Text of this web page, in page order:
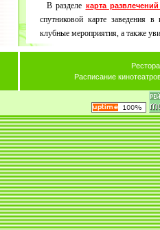
В разделе карта
спутниковой карте заведения
клубные мероприятия, а также
Расписание